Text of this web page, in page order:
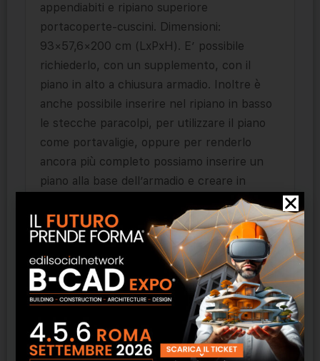
appendiabiti e ripiano superiore
portacoperte-cuscini. Dimensioni:
93×57,6×200 cm (LxPxH). E’ possibile
richiederlo, con un supplemento, con il
piano in alto a chiusura armadio. Inoltre è
anche possibile inserire nel ripiano in basso
le stecche paracolpi, per utilizzare il piano
come portavaligie, oppure per renderlo
ancora più completo possiamo inserire un
piano alla base dell’armadio e creare in
questo vano il portavaligie.Realizzabile in
un’ampia gamma di finiture.
Scrivania da 120 cm con mobile portafrigo,
cod.11916
Scrivania per camere d’albergo, con vano
portafrigo a destra o sinistra (frigobar
escluso), dimensioni interne vano 46x54x69
cm (LxPxH). Disponibile, come per tutte le